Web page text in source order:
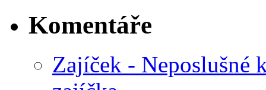
Komentáře
Zajíček - Neposlušné